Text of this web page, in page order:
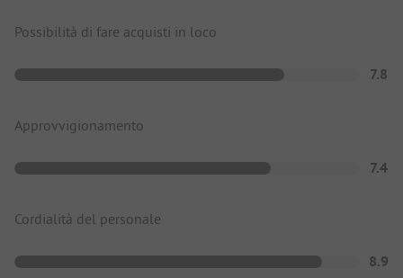
Possibilità di fare acquisti in loco
7.8
Approvvigionamento
7.4
Cordialità del personale
8.9